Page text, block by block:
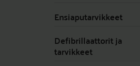
Ensiaputarvikkeet
Defibrillaattorit ja
tarvikkeet